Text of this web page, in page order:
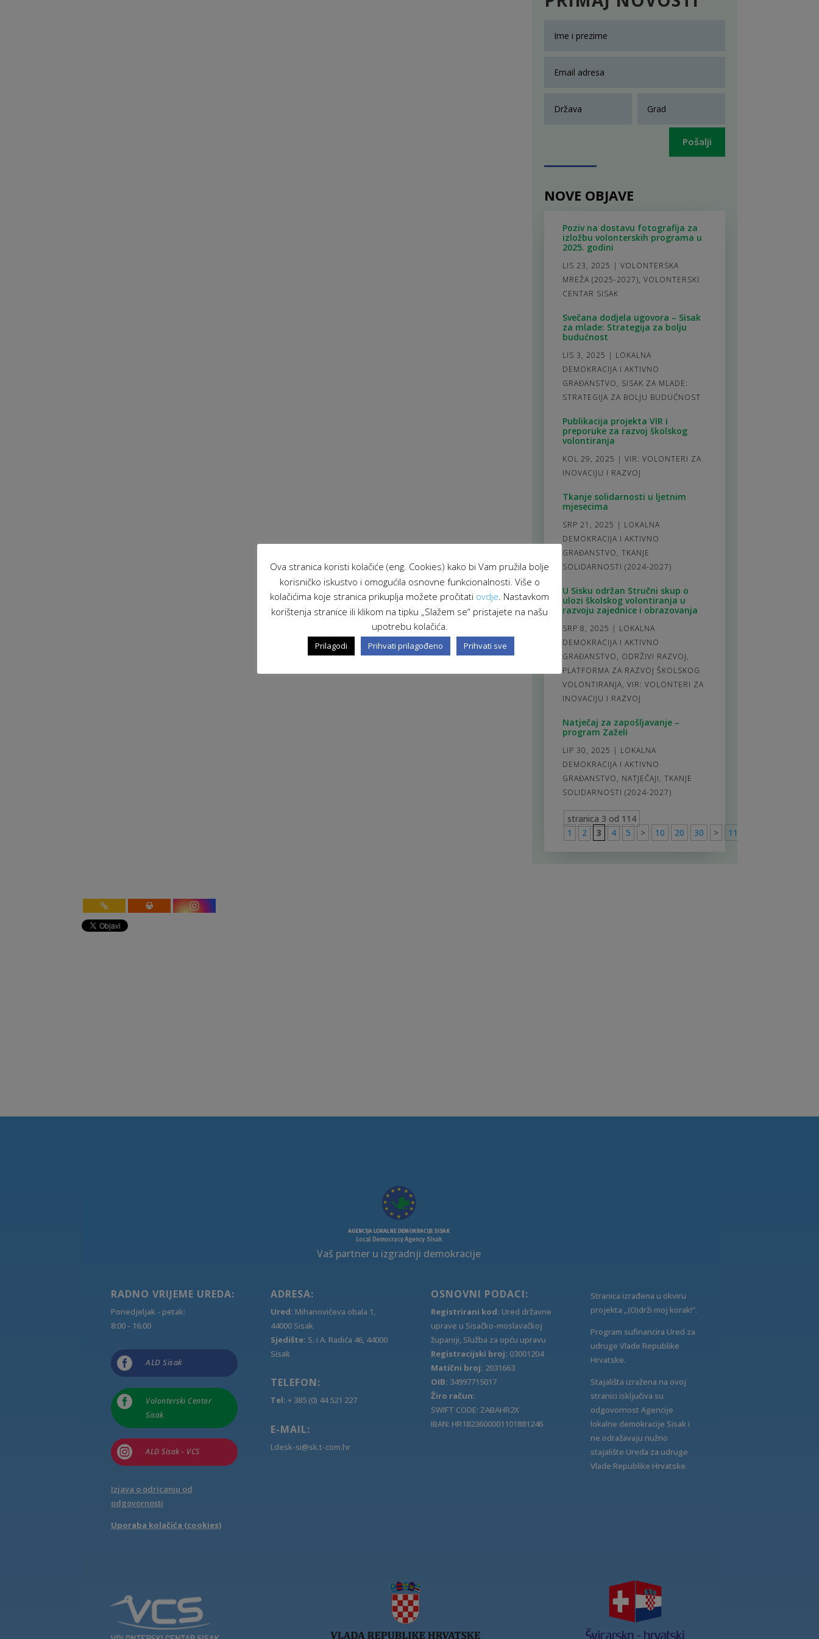
Pošalji
NOVE OBJAVE
Poziv na dostavu fotografija za
izložbu volonterskih programa u
2025. godini
LIS 23, 2025 | VOLONTERSKA
MREŽA (2025-2027), VOLONTERSKI
CENTAR SISAK
Svečana dodjela ugovora – Sisak
za mlade: Strategija za bolju
budućnost
LIS 3, 2025 | LOKALNA
DEMOKRACIJA I AKTIVNO
GRAĐANSTVO, SISAK ZA MLADE:
STRATEGIJA ZA BOLJU BUDUĆNOST
Publikacija projekta VIR i
preporuke za razvoj školskog
volontiranja
KOL 29, 2025 | VIR: VOLONTERI ZA
INOVACIJU I RAZVOJ
Tkanje solidarnosti u ljetnim
mjesecima
SRP 21, 2025 | LOKALNA
DEMOKRACIJA I AKTIVNO
GRAĐANSTVO, TKANJE
SOLIDARNOSTI (2024-2027)
U Sisku održan Stručni skup o
ulozi školskog volontiranja u
razvoju zajednice i obrazovanja
SRP 8, 2025 | LOKALNA
DEMOKRACIJA I AKTIVNO
GRAĐANSTVO, ODRŽIVI RAZVOJ,
PLATFORMA ZA RAZVOJ ŠKOLSKOG
VOLONTIRANJA, VIR: VOLONTERI ZA
INOVACIJU I RAZVOJ
Natječaj za zapošljavanje –
program Zaželi
LIP 30, 2025 | LOKALNA
DEMOKRACIJA I AKTIVNO
GRAĐANSTVO, NATJEČAJI, TKANJE
SOLIDARNOSTI (2024-2027)
stranica 3 od 114
1
2 3 4 5 > 10 20 30 > 114
Vaš partner u izgradnji demokracije
RADNO VRIJEME UREDA:
Ponedjeljak - petak:
8:00 - 16:00
 ALD Sisak

Volonterski Centar
Sisak
 ALD Sisak - VCS
Izjava o odricanju od
odgovornosti
Uporaba kolačića (cookies)
ADRESA:
Ured: Mihanovićeva obala 1,
44000 Sisak
Sjedište: S. i A. Radića 46, 44000
Sisak
TELEFON:
Tel: + 385 (0) 44 521 227
E-MAIL:
Ldesk-si@sk.t-com.hr
OSNOVNI PODACI:
Registrirani kod: Ured državne
uprave u Sisačko-moslavačkoj
županiji, Služba za opću upravu
Registracijski broj: 03001204
Matični broj: 2031663
OIB: 34997715017
Žiro račun:
SWIFT CODE: ZABAHR2X
IBAN: HR1823600001101881246
Stranica izrađena u okviru
projekta „(O)drži moj korak!“.
Program sufinancira Ured za
udruge Vlade Republike
Hrvatske.
Stajališta izražena na ovoj
stranici isključiva su
odgovornost Agencije
lokalne demokracije Sisak i
ne odražavaju nužno
stajalište Ureda za udruge
Vlade Republike Hrvatske.
Ova stranica koristi kolačiće (eng. Cookies) kako bi Vam pružila bolje
korisničko iskustvo i omogućila osnovne funkcionalnosti. Više o
kolačićima koje stranica prikuplja možete pročitati ovdje. Nastavkom
korištenja stranice ili klikom na tipku „Slažem se“ pristajete na našu
upotrebu kolačića.
Prilagodi Prihvati prilagođeno Prihvati sve